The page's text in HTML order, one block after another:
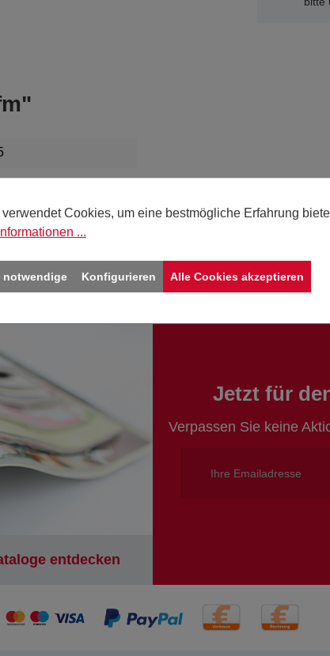
entdecken
Jetzt für
Verpassen Sie keine
Cookies, um eine bestmögliche Erfahrung
...
notwendige Konfigurieren Alle Cookies akzeptieren